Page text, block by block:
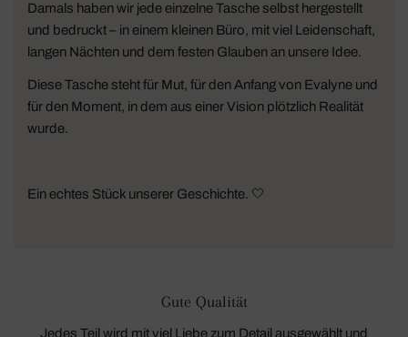
Damals haben wir jede einzelne Tasche selbst hergestellt
und bedruckt – in einem kleinen Büro, mit viel Leidenschaft,
langen Nächten und dem festen Glauben an unsere Idee.
Diese Tasche steht für Mut, für den Anfang von Evalyne und
für den Moment, in dem aus einer Vision plötzlich Realität
wurde.
Ein echtes Stück unserer Geschichte. 🤍
Gute Qualität
Jedes Teil wird mit viel Liebe zum Detail ausgewählt und